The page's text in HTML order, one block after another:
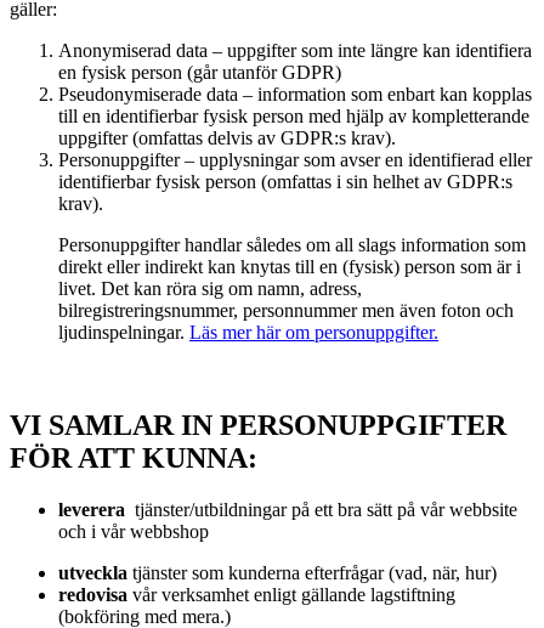
gäller:
Anonymiserad data – uppgifter som inte längre kan identifiera
en fysisk person (går utanför GDPR)
Pseudonymiserade data – information som enbart kan kopplas
till en identifierbar fysisk person med hjälp av kompletterande
uppgifter (omfattas delvis av GDPR:s krav).
Personuppgifter – upplysningar som avser en identifierad eller
identifierbar fysisk person (omfattas i sin helhet av GDPR:s
krav).
Personuppgifter handlar således om all slags information som
direkt eller indirekt kan knytas till en (fysisk) person som är i
livet. Det kan röra sig om namn, adress,
bilregistreringsnummer, personnummer men även foton och
ljudinspelningar. Läs mer här om personuppgifter.
VI SAMLAR IN PERSONUPPGIFTER
FÖR ATT KUNNA:
leverera tjänster/utbildningar på ett bra sätt på vår webbsite
och i vår webbshop
utveckla tjänster som kunderna efterfrågar (vad, när, hur)
redovisa vår verksamhet enligt gällande lagstiftning
(bokföring med mera.)